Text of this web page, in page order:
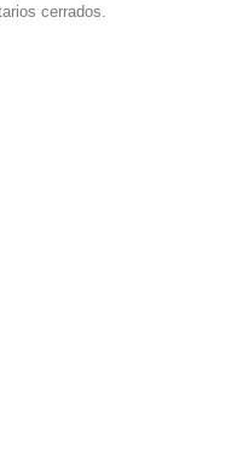
cerrados.